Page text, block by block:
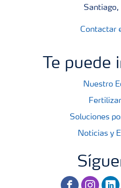
Santiago,
Contactar
Te puede
Nuestro
Soluciones
Noticias y
facebookinstagram